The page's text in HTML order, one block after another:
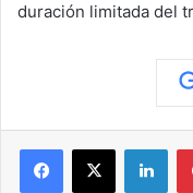
duración limitada del
Facebook
X